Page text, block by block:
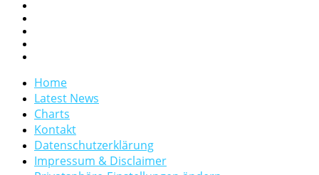
Home
Latest News
Charts
Kontakt
Datenschutzerklärung
Impressum & Disclaimer